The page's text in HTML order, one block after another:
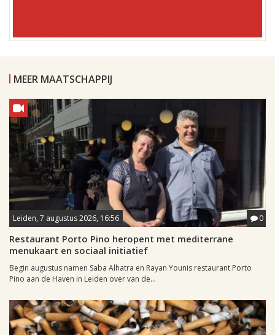
MEER MAATSCHAPPIJ
Leiden, 7 augustus 2026, 16:56 0
Restaurant Porto Pino heropent met mediterrane
menukaart en sociaal initiatief
Begin augustus namen Saba Alhatra en Rayan Younis restaurant Porto
Pino aan de Haven in Leiden over van de...